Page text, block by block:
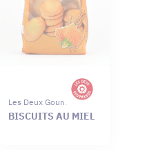
Les Deux Gourmands
BISCUITS AU MIEL